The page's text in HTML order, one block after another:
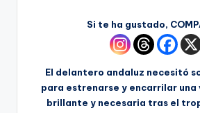
Si te ha gustado,
El delantero andaluz necesitó
para estrenarse y encarrilar
brillante y necesaria tras el